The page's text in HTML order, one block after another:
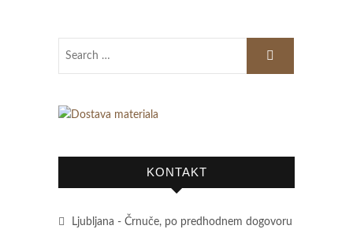
KONTAKT
Ljubljana - Črnuče, po predhodnem dogovoru